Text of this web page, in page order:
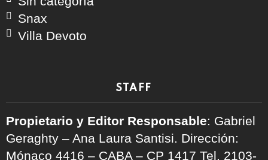
Snax
Villa Devoto
STAFF
Propietario y Editor Responsable: Gabriel
Geraghty – Ana Laura Santisi. Dirección:
Mónaco 4416 – CABA – CP 1417 Tel. 2103-